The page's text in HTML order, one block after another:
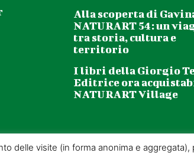
Alla scoperta di
NATURART 54: un
tra storia, cultura e
territorio
I libri della Giorgio
Editrice ora
NATURART Village
delle visite (in forma anonima e